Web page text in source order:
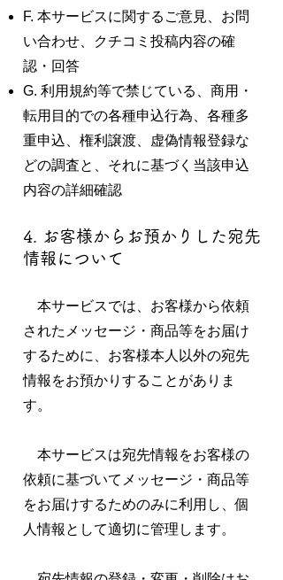
F. 本サービスに関するご意見、お問
い合わせ、クチコミ投稿内容の確
認・回答
G. 利用規約等で禁じている、商用・
転用目的での各種申込行為、各種多
重申込、権利譲渡、虚偽情報登録な
どの調査と、それに基づく当該申込
内容の詳細確認
4. お客様からお預かりした宛先
情報について
本サービスでは、お客様から依頼
されたメッセージ・商品等をお届け
するために、お客様本人以外の宛先
情報をお預かりすることがありま
す。
本サービスは宛先情報をお客様の
依頼に基づいてメッセージ・商品等
をお届けするためのみに利用し、個
人情報として適切に管理します。